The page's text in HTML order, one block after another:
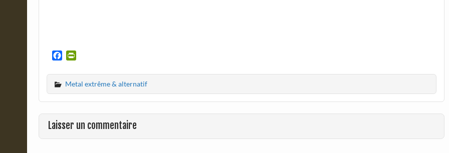
c
e
b
o
o
k
i
n
t
F
r
i
Metal extrême & alternatif
Laisser un commentaire